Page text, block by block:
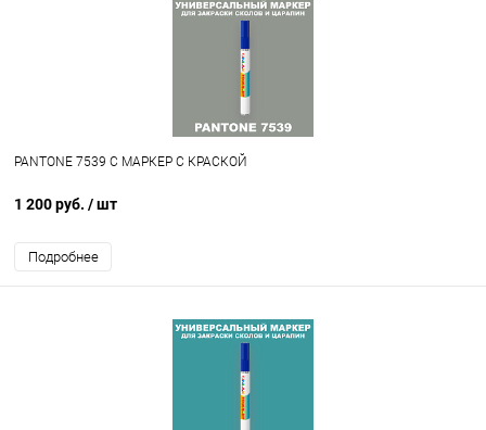
PANTONE 7539 C МАРКЕР С КРАСКОЙ
1 200 руб. / шт
Подробнее